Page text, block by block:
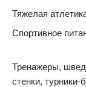
Тяжелая
Спортивное
Тренажеры,
стенки, турники-